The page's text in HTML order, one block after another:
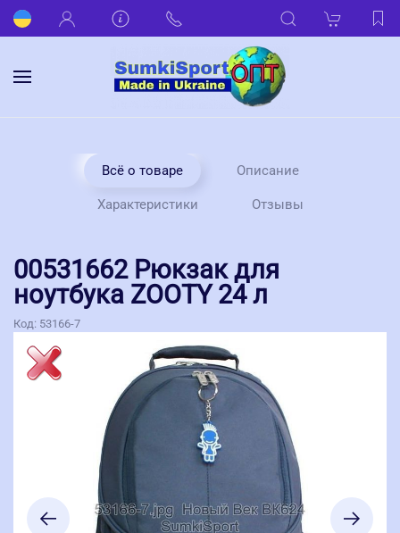
Всё о товаре Описание
Характеристики Отзывы
00531662 Рюкзак для
ноутбука ZOOTY 24 л
Код: 53166-7